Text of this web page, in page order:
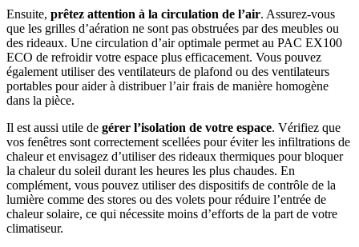
Ensuite, prêtez attention à la circulation de l’air. Assurez-vous
que les grilles d’aération ne sont pas obstruées par des meubles ou
des rideaux. Une circulation d’air optimale permet au PAC EX100
ECO de refroidir votre espace plus efficacement. Vous pouvez
également utiliser des ventilateurs de plafond ou des ventilateurs
portables pour aider à distribuer l’air frais de manière homogène
dans la pièce.
Il est aussi utile de gérer l’isolation de votre espace. Vérifiez que
vos fenêtres sont correctement scellées pour éviter les infiltrations de
chaleur et envisagez d’utiliser des rideaux thermiques pour bloquer
la chaleur du soleil durant les heures les plus chaudes. En
complément, vous pouvez utiliser des dispositifs de contrôle de la
lumière comme des stores ou des volets pour réduire l’entrée de
chaleur solaire, ce qui nécessite moins d’efforts de la part de votre
climatiseur.